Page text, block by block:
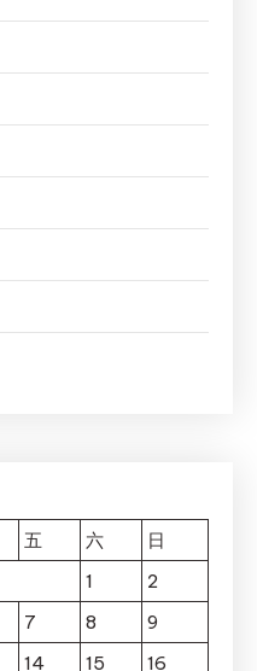
五 六
日
1
2
7 8
9
14 15 16